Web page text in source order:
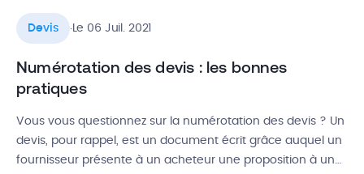
Devis .Le 06 Juil. 2021
Numérotation des devis : les bonnes
pratiques
Vous vous questionnez sur la numérotation des devis ? Un
devis, pour rappel, est un document écrit grâce auquel un
fournisseur présente à un acheteur une proposition à un